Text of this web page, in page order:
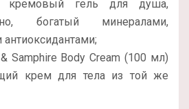
гель для душа,
богатый минералами,
Samphire Body Cream (100 мл)
крем для тела из той же